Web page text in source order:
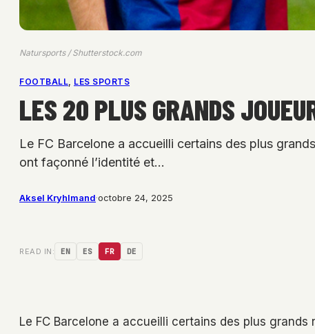
Natursports / Shutterstock.com
FOOTBALL, LES SPORTS
LES 20 PLUS GRANDS
Le FC Barcelone a accueilli certains des plus
ont façonné l’identité et…
Aksel Kryhlmand·octobre 24, 2025
READ IN: EN ES FR DE
Le FC Barcelone a accueilli certains des plus